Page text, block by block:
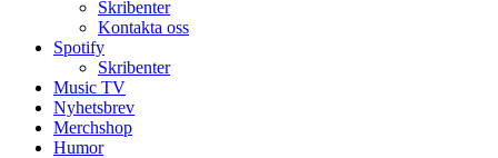
Skribenter
Kontakta oss
Spotify
Skribenter
Music TV
Nyhetsbrev
Merchshop
Humor